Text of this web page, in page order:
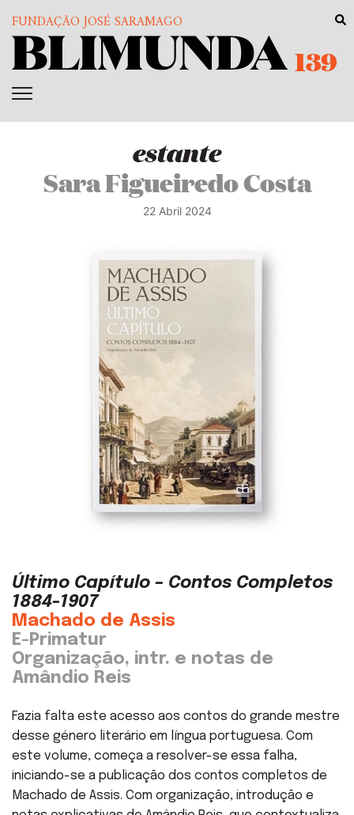
FUNDAÇÃO JOSÉ SARAMAGO
139
estante
Sara Figueiredo Costa
22 Abril 2024
Último Capítulo – Contos Completos
1884-1907
Machado de Assis
E-Primatur
Organização, intr. e notas de
Amândio Reis
Fazia falta este acesso aos contos do grande mestre
desse género literário em língua portuguesa. Com
este volume, começa a resolver-se essa falha,
iniciando-se a publicação dos contos completos de
Machado de Assis. Com organização, introdução e